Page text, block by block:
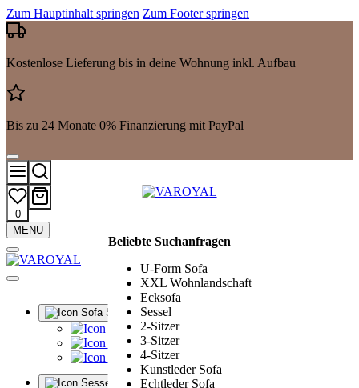
Zum Hauptinhalt springen Zum Footer springen
Kostenlose Lieferung bis in deine Wohnung inkl. Aufbau
Bis zu 24 Monate 0% Finanzierung mit PayPal
0
Beliebte Suchanfragen
U-Form Sofa
XXL Wohnlandschaft
Ecksofa
Sessel
2-Sitzer
3-Sitzer
4-Sitzer
Kunstleder Sofa
Echtleder Sofa
Suchergebnisse
MENU
Sofa Sets
Alle Sofa Sets
Ledergarnituren
Polstergarnituren
Sessel